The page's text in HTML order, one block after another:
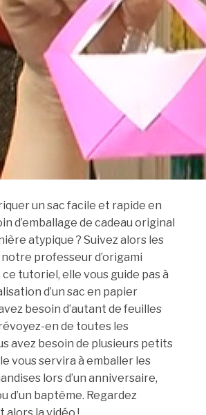
un sac facile et rapide en
d’emballage de cadeau original
atypique ? Suivez alors les
professeur d’origami
ce tutoriel, elle vous guide pas à
d’un sac en papier
besoin d’autant de feuilles
en de toutes les
avez besoin de plusieurs petits
vous servira à emballer les
lors d’un anniversaire,
d’un baptême. Regardez